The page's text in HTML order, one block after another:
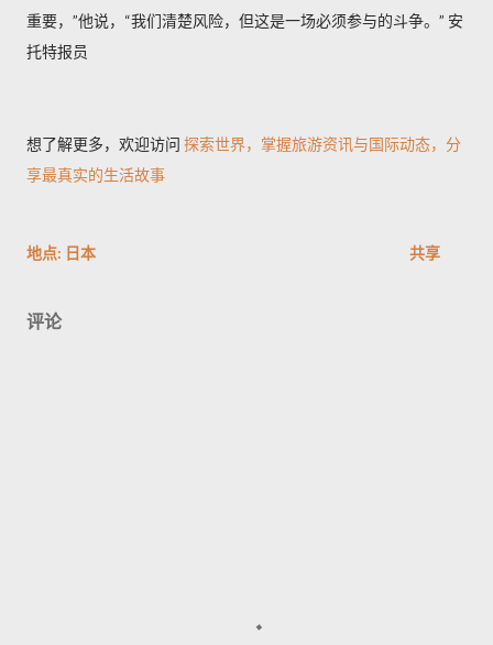
重要，”他说，“我们清楚风险，但这是一场必须参与的斗争。” 安
托特报员
想了解更多，欢迎访问 探索世界，掌握旅游资讯与国际动态，分
享最真实的生活故事
地点: 日本 共享
评论